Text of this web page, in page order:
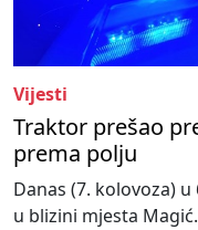
Vijesti
Traktor prešao
prema polju
Danas (7. kolovoza)
u blizini mjesta